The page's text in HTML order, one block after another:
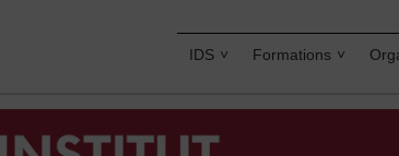
IDS Formations